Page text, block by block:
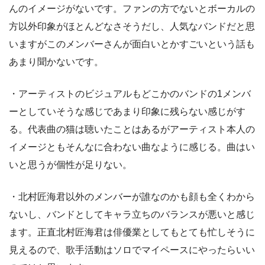
んのイメージがないです。ファンの方でないとボーカルの
方以外印象がほとんどなさそうだし、人気なバンドだと思
いますがこのメンバーさんが面白いとかすごいという話も
あまり聞かないです。
・アーティストのビジュアルもどこかのバンドの1メンバ
ーとしていそうな感じであまり印象に残らない感じがす
る。代表曲の猫は聴いたことはあるがアーティスト本人の
イメージともそんなに合わない曲なように感じる。曲はい
いと思うが個性が足りない。
・北村匠海君以外のメンバーが誰なのかも顔も全くわから
ないし、バンドとしてキャラ立ちのバランスが悪いと感じ
ます。正直北村匠海君は俳優業としてもとても忙しそうに
見えるので、歌手活動はソロでマイペースにやったらいい